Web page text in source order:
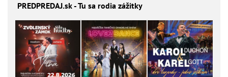
PREDPREDAJ.sk - Tu sa rodia zážitky